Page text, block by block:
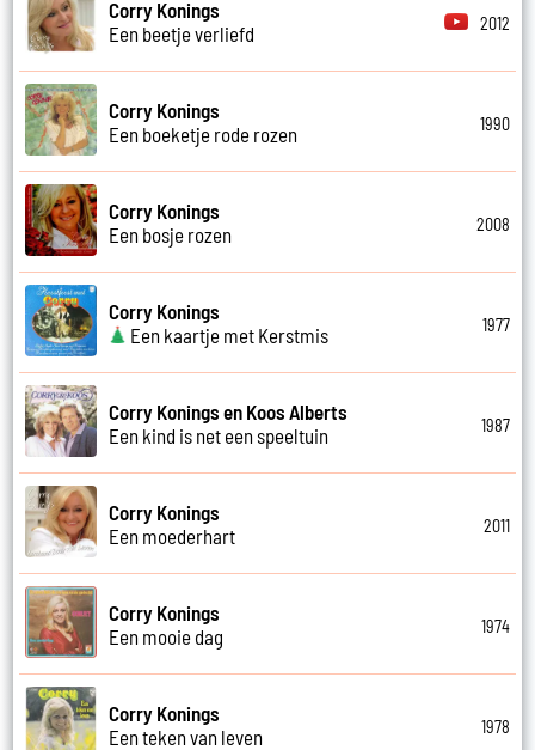
Corry Konings
Een beetje verliefd
2012
Corry Konings
Een boeketje rode rozen
1990
Corry Konings
Een bosje rozen
2008
Corry Konings
Een kaartje met Kerstmis
1977
Corry Konings en Koos Alberts
Een kind is net een speeltuin
1987
Corry Konings
Een moederhart
2011
Corry Konings
Een mooie dag
1974
Corry Konings
Een teken van leven
1978